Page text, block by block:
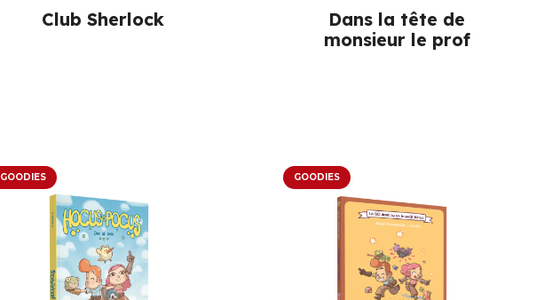
Club Sherlock
Dans la tête de
monsieur le prof
GOODIES GOODIES